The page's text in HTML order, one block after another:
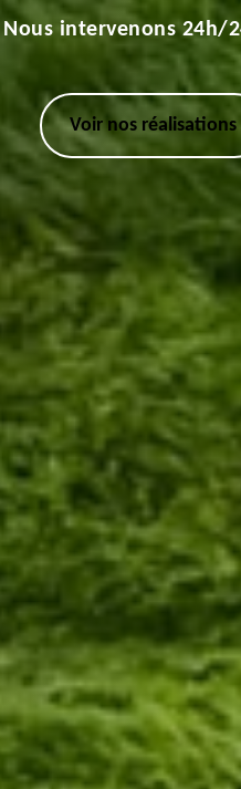
Nous intervenons 24h/
Voir nos réalisations